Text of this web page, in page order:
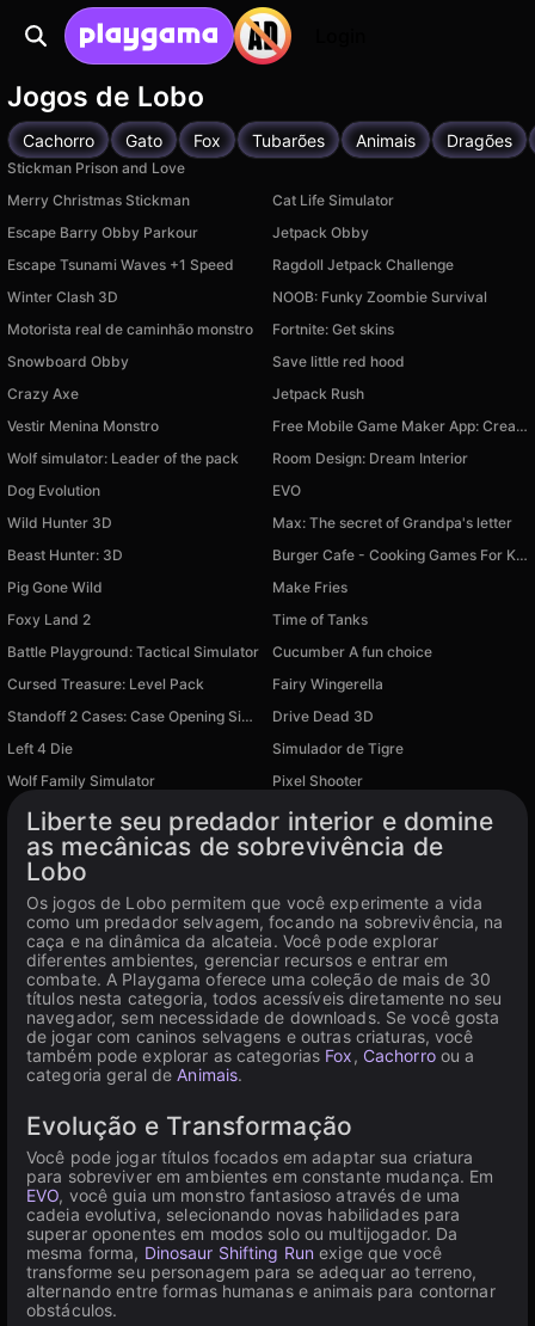
Jogos de Lobo
Cachorro Gato Fox Tubarões Animais Dragões
Stickman Prison and Love
Merry Christmas Stickman
Cat Life Simulator
Escape Barry Obby Parkour
Jetpack Obby
Escape Tsunami Waves +1 Speed
Ragdoll Jetpack Challenge
Winter Clash 3D
NOOB: Funky Zoombie Survival
Motorista real de caminhão monstro
Fortnite: Get skins
Snowboard Obby
Save little red hood
Crazy Axe
Jetpack Rush
Vestir Menina Monstro
Free Mobile Game Maker App: Create Your Games
Wolf simulator: Leader of the pack
Room Design: Dream Interior
Dog Evolution
EVO
Wild Hunter 3D
Max: The secret of Grandpa's letter
Beast Hunter: 3D
Burger Cafe - Cooking Games For Kids
Pig Gone Wild
Make Fries
Foxy Land 2
Time of Tanks
Battle Playground: Tactical Simulator
Cucumber A fun choice
Cursed Treasure: Level Pack
Fairy Wingerella
Standoff 2 Cases: Case Opening Simulator
Drive Dead 3D
Left 4 Die Simulador de Tigre
Disponível em PC
Wolf Family Simulator Pixel Shooter
Liberte seu predador interior e domine
as mecânicas de sobrevivência de
Lobo
Os jogos de Lobo permitem que você experimente a vida
como um predador selvagem, focando na sobrevivência, na
caça e na dinâmica da alcateia. Você pode explorar
diferentes ambientes, gerenciar recursos e entrar em
combate. A Playgama oferece uma coleção de mais de 30
títulos nesta categoria, todos acessíveis diretamente no seu
navegador, sem necessidade de downloads. Se você gosta
de jogar com caninos selvagens e outras criaturas, você
também pode explorar as categorias Fox, Cachorroou a
categoria geral deAnimais.
Evolução e Transformação
Você pode jogar títulos focados em adaptar sua criatura
para sobreviver em ambientes em constante mudança. Em
EVO, você guia um monstro fantasioso através de uma
cadeia evolutiva, selecionando novas habilidades para
superar oponentes em modos solo ou multijogador. Da
mesma forma, Dinosaur Shifting Run exige que você
transforme seu personagem para se adequar ao terreno,
alternando entre formas humanas e animais para contornar
obstáculos.